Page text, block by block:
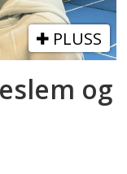
PLUSS
og